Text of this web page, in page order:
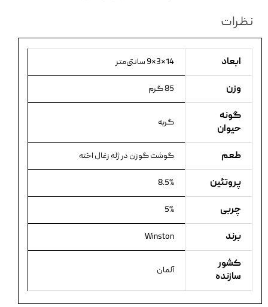
نظرات
ابعاد 14×3×9 سانتی‌متر
وزن 85 گرم
گونه
حیوان
گربه
طعم گوشت گوزن در ژله زغال اخته
پروتئین 8.5%
چربی 5%
برند Winston
کشور
سازنده
آلمان